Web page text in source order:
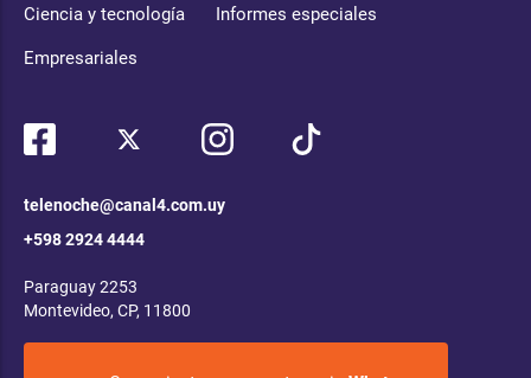
Ciencia y tecnología Informes especiales
Empresariales
telenoche@canal4.com.uy
+598 2924 4444
Paraguay 2253
Montevideo, CP, 11800